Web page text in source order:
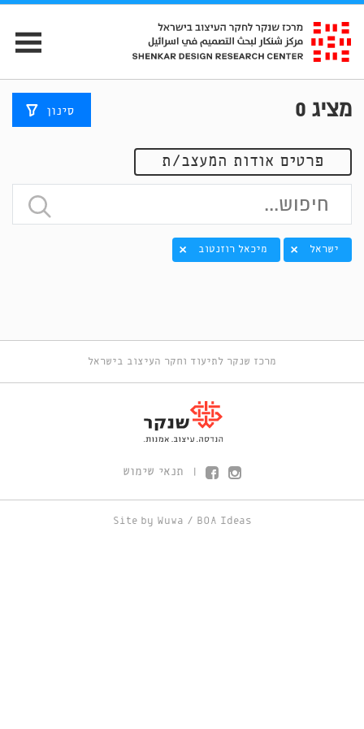
מציג 0 סינון
פרטים אודות המעצב/ת
ישראל מיכאל רוזנטוב
מרכז שנקר לתיעוד וחקר העיצוב בישראל
תנאי שימוש
Site by Wuwa / BOA Ideas